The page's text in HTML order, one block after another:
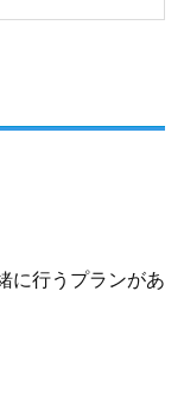
に行うプランがあ